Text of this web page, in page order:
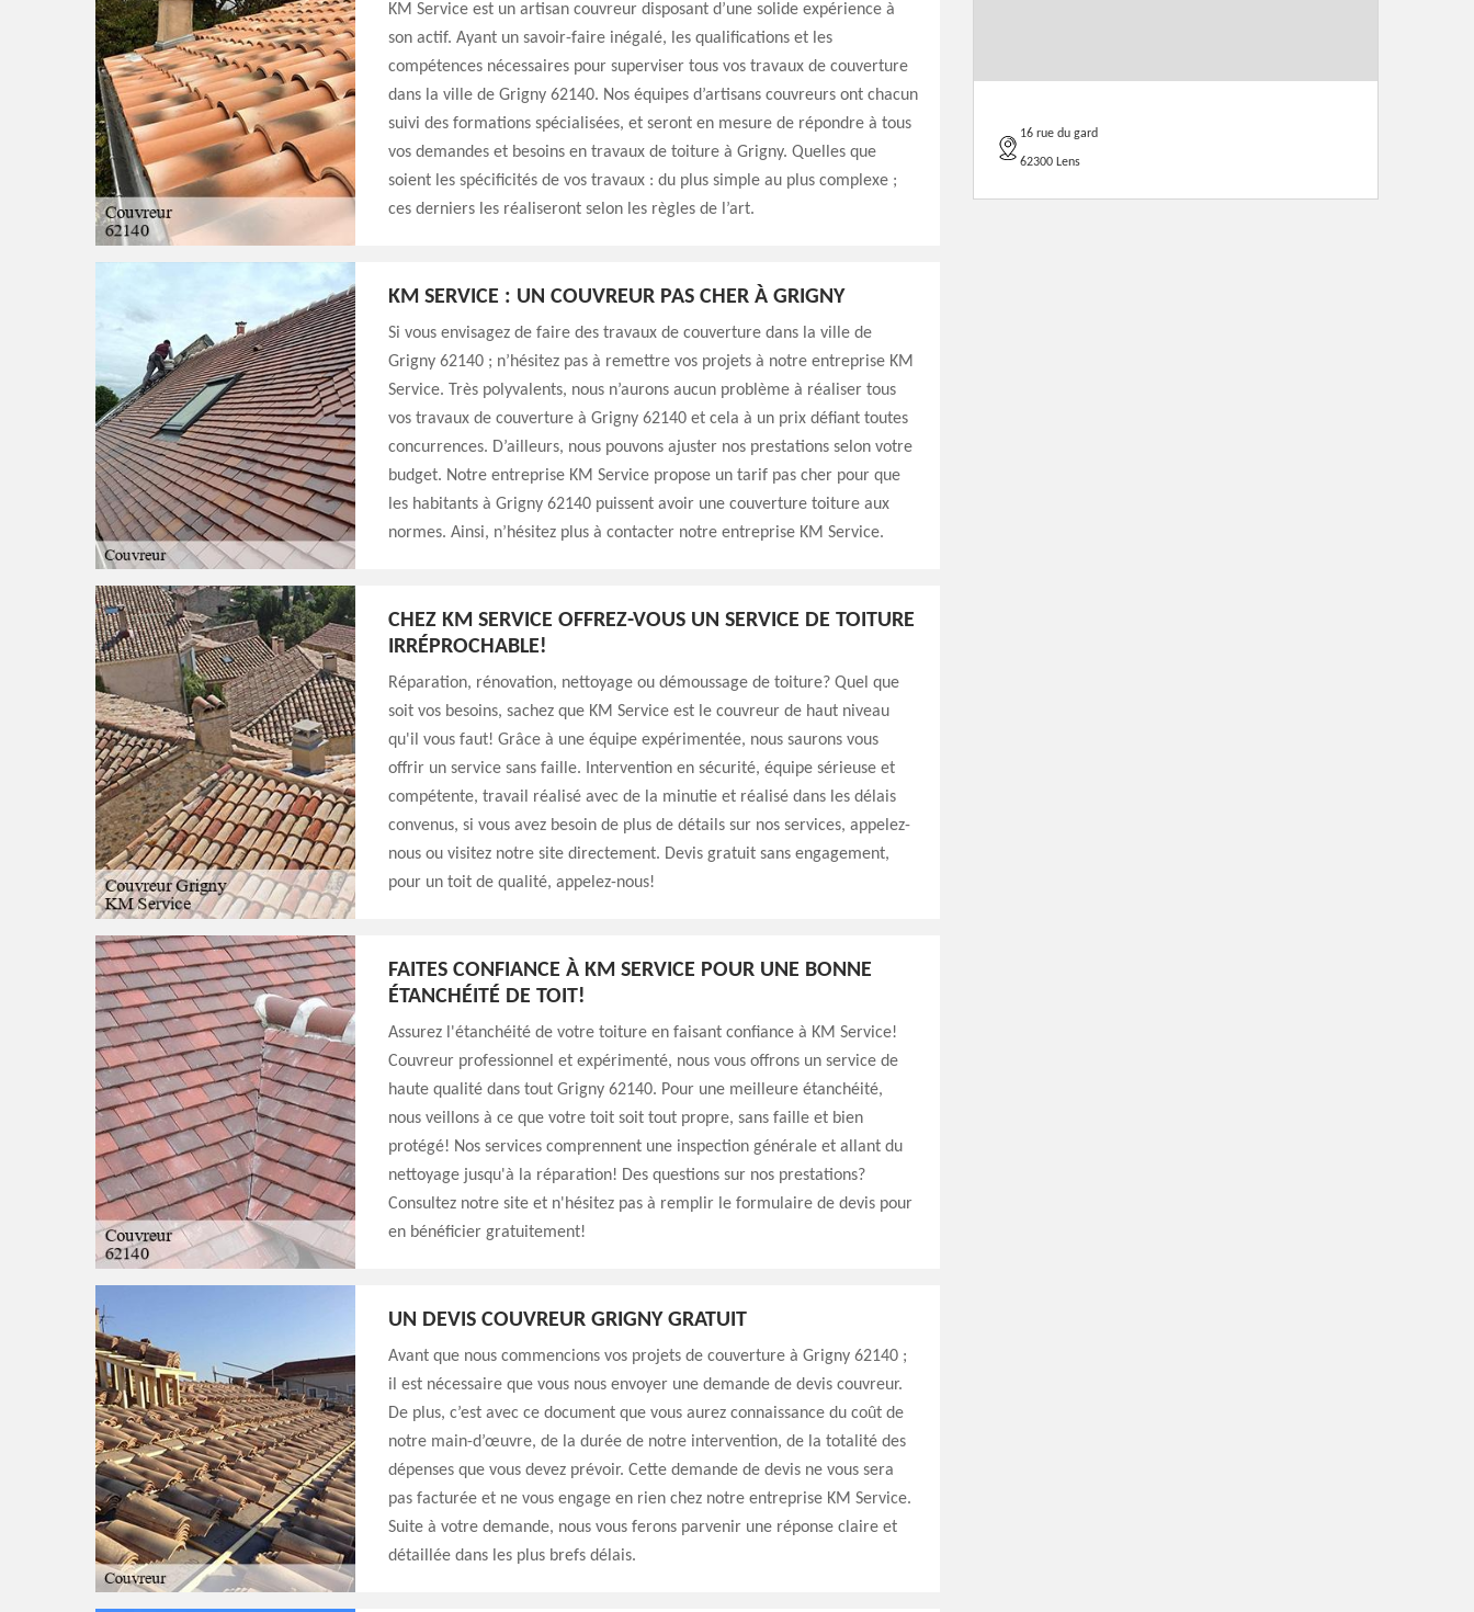
KM Service est un artisan couvreur disposant d’une solide expérience à
son actif. Ayant un savoir-faire inégalé, les qualifications et les
compétences nécessaires pour superviser tous vos travaux de couverture
dans la ville de Grigny 62140. Nos équipes d’artisans couvreurs ont chacun
suivi des formations spécialisées, et seront en mesure de répondre à tous
vos demandes et besoins en travaux de toiture à Grigny. Quelles que
soient les spécificités de vos travaux : du plus simple au plus complexe ;
ces derniers les réaliseront selon les règles de l’art.
KM SERVICE : UN COUVREUR PAS CHER À GRIGNY
Si vous envisagez de faire des travaux de couverture dans la ville de
Grigny 62140 ; n’hésitez pas à remettre vos projets à notre entreprise KM
Service. Très polyvalents, nous n’aurons aucun problème à réaliser tous
vos travaux de couverture à Grigny 62140 et cela à un prix défiant toutes
concurrences. D’ailleurs, nous pouvons ajuster nos prestations selon votre
budget. Notre entreprise KM Service propose un tarif pas cher pour que
les habitants à Grigny 62140 puissent avoir une couverture toiture aux
normes. Ainsi, n’hésitez plus à contacter notre entreprise KM Service.
CHEZ KM SERVICE OFFREZ-VOUS UN SERVICE DE TOITURE
IRRÉPROCHABLE!
Réparation, rénovation, nettoyage ou démoussage de toiture? Quel que
soit vos besoins, sachez que KM Service est le couvreur de haut niveau
qu'il vous faut! Grâce à une équipe expérimentée, nous saurons vous
offrir un service sans faille. Intervention en sécurité, équipe sérieuse et
compétente, travail réalisé avec de la minutie et réalisé dans les délais
convenus, si vous avez besoin de plus de détails sur nos services, appelez-
nous ou visitez notre site directement. Devis gratuit sans engagement,
pour un toit de qualité, appelez-nous!
FAITES CONFIANCE À KM SERVICE POUR UNE BONNE
ÉTANCHÉITÉ DE TOIT!
Assurez l'étanchéité de votre toiture en faisant confiance à KM Service!
Couvreur professionnel et expérimenté, nous vous offrons un service de
haute qualité dans tout Grigny 62140. Pour une meilleure étanchéité,
nous veillons à ce que votre toit soit tout propre, sans faille et bien
protégé! Nos services comprennent une inspection générale et allant du
nettoyage jusqu'à la réparation! Des questions sur nos prestations?
Consultez notre site et n'hésitez pas à remplir le formulaire de devis pour
en bénéficier gratuitement!
UN DEVIS COUVREUR GRIGNY GRATUIT
Avant que nous commencions vos projets de couverture à Grigny 62140 ;
il est nécessaire que vous nous envoyer une demande de devis couvreur.
De plus, c’est avec ce document que vous aurez connaissance du coût de
notre main-d’œuvre, de la durée de notre intervention, de la totalité des
dépenses que vous devez prévoir. Cette demande de devis ne vous sera
pas facturée et ne vous engage en rien chez notre entreprise KM Service.
Suite à votre demande, nous vous ferons parvenir une réponse claire et
détaillée dans les plus brefs délais.
16 rue du gard
62300 Lens